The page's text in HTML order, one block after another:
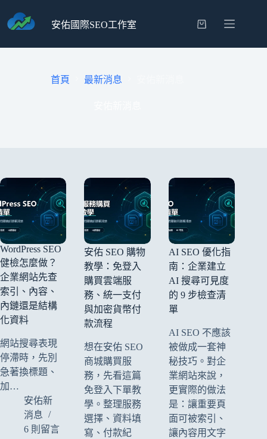
安佑國際SEO工作室
首頁 最新消息
WordPress SEO
健檢怎麼做？
企業網站先查
索引、內容、
內鏈還是結構
化資料
網站搜尋表現
停滯時，先別
急著換標題、
加…
安佑新
消息
6 則留言
安佑 SEO 購物
教學：免登入
購買雲端服
務、統一支付
與加密貨幣付
款流程
想在安佑 SEO
商城購買服
務，先看這篇
免登入下單教
學。整理服務
選擇、資料填
寫、付款紀
AI SEO 優化指
南：企業建立
AI 搜尋可見度
的 9 步檢查清
單
AI SEO 不應該
被做成一套神
秘技巧。對企
業網站來說，
更實際的做法
是：讓重要頁
面可被索引、
讓內容用文字